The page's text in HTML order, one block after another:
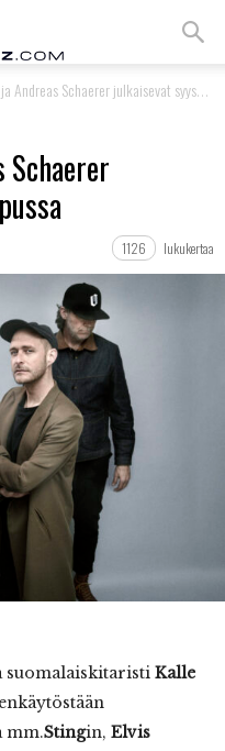
Schaerer julkaisevat syyskuun lopussa
Schaerer
1126 lukukertaa
suomalaiskitaristi Kalle
mm.Stingin, Elvis